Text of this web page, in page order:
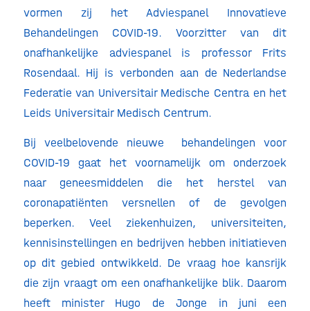
vormen zij het Adviespanel Innovatieve
Behandelingen COVID-19. Voorzitter van dit
onafhankelijke adviespanel is professor Frits
Rosendaal. Hij is verbonden aan de Nederlandse
Federatie van Universitair Medische Centra en het
Leids Universitair Medisch Centrum.
Bij veelbelovende nieuwe behandelingen voor
COVID-19 gaat het voornamelijk om onderzoek
naar geneesmiddelen die het herstel van
coronapatiënten versnellen of de gevolgen
beperken. Veel ziekenhuizen, universiteiten,
kennisinstellingen en bedrijven hebben initiatieven
op dit gebied ontwikkeld. De vraag hoe kansrijk
die zijn vraagt om een onafhankelijke blik. Daarom
heeft minister Hugo de Jonge in juni een